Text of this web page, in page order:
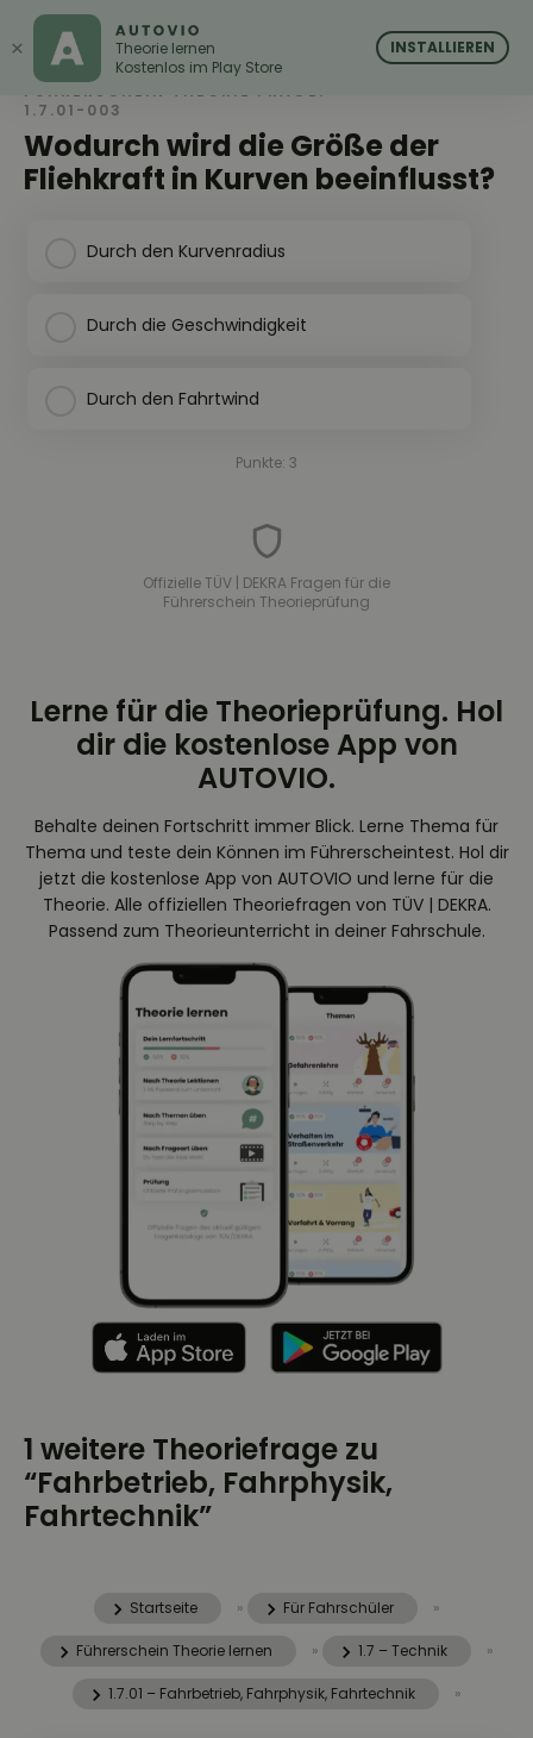
AUTOVIO
Wodurch wird die Größe der
Fliehkraft in Kurven beeinflusst?
FÜHRERSCHEIN THEORIE FRAGE:
1.7.01-003
Durch den Kurvenradius
Durch die Geschwindigkeit
Durch den Fahrtwind
Punkte: 3
Offizielle TÜV | DEKRA Fragen für die
Führerschein Theorieprüfung
Lerne für die Theorieprüfung. Hol
dir die kostenlose App von
AUTOVIO.
Behalte deinen Fortschritt immer Blick. Lerne Thema für
Thema und teste dein Können im Führerscheintest. Hol dir
jetzt die kostenlose App von AUTOVIO und lerne für die
Theorie. Alle offiziellen Theoriefragen von TÜV | DEKRA.
Passend zum Theorieunterricht in deiner Fahrschule.
1 weitere Theoriefrage zu
“Fahrbetrieb, Fahrphysik,
Fahrtechnik”
Startseite » Für Fahrschüler »
Führerschein Theorie lernen » 1.7 – Technik »
1.7.01 – Fahrbetrieb, Fahrphysik, Fahrtechnik »
× AUTOVIO
Theorie lernen
Kostenlos im Play Store
INSTALLIEREN